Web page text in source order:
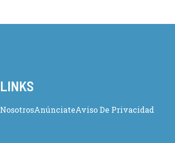
LINKS
NosotrosAnúnciateAviso De Privacidad